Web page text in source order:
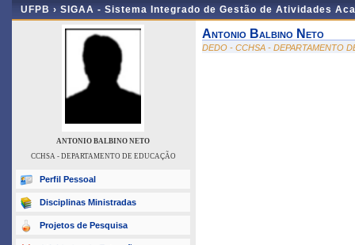
UFPB › SIGAA - Sistema Integrado de Gestão de Atividades
ANTONIO BALBINO NETO
CCHSA - DEPARTAMENTO DE EDUCAÇÃO
Perfil Pessoal
Disciplinas Ministradas
Projetos de Pesquisa
Antonio Balbino Neto
DEDO - CCHSA - DEPARTAMENTO